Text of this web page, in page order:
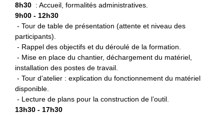
8h30 : Accueil, formalités administratives.
9h00 - 12h30
- Tour de table de présentation (attente et niveau des
participants).
- Rappel des objectifs et du déroulé de la formation.
- Mise en place du chantier, déchargement du matériel,
installation des postes de travail.
- Tour d’atelier : explication du fonctionnement du matériel
disponible.
- Lecture de plans pour la construction de l’outil.
13h30 - 17h30